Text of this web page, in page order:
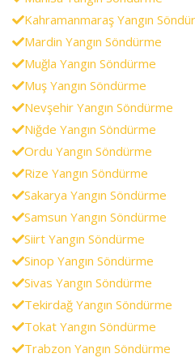
Kahramanmaraş Yangın
Mardin Yangın Söndürme
Muğla Yangın Söndürme
Muş Yangın Söndürme
Nevşehir Yangın Söndürme
Niğde Yangın Söndürme
Ordu Yangın Söndürme
Rize Yangın Söndürme
Sakarya Yangın Söndürme
Samsun Yangın Söndürme
Siirt Yangın Söndürme
Sinop Yangın Söndürme
Sivas Yangın Söndürme
Tekirdağ Yangın Söndürme
Tokat Yangın Söndürme
Trabzon Yangın Söndürme